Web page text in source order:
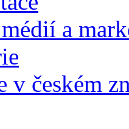
a
v českém